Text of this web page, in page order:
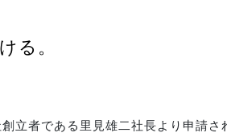
る。
立者である里見雄二社長より申請